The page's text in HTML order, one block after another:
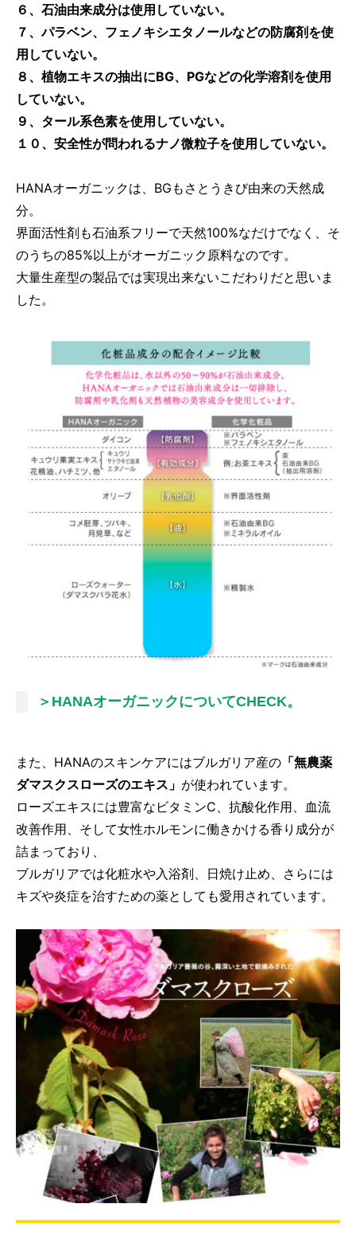
６、石油由来成分は使用していない。
７、パラベン、フェノキシエタノールなどの防腐剤を使
用していない。
８、植物エキスの抽出にBG、PGなどの化学溶剤を使用
していない。
９、タール系色素を使用していない。
１０、安全性が問われるナノ微粒子を使用していない。
HANAオーガニックは、BGもさとうきび由来の天然成
分。
界面活性剤も石油系フリーで天然100%なだけでなく、そ
のうちの85%以上がオーガニック原料なのです。
大量生産型の製品では実現出来ないこだわりだと思いま
した。
＞HANAオーガニックについてCHECK。
また、HANAのスキンケアにはブルガリア産の 「無農薬
ダマスクスローズのエキス」 が使われています。
ローズエキスには豊富なビタミンC、抗酸化作用、血流
改善作用、そして女性ホルモンに働きかける香り成分が
詰まっており、
ブルガリアでは化粧水や入浴剤、日焼け止め、さらには
キズや炎症を治すための薬としても愛用されています。